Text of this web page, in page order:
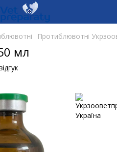
Протиблювотні
мл